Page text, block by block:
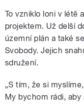
To vzniklo loni v létě
projektem. Už delší
územní plán a také
Svobody. Jejich
sdružení.
„S tím, že si
My bychom rádi,